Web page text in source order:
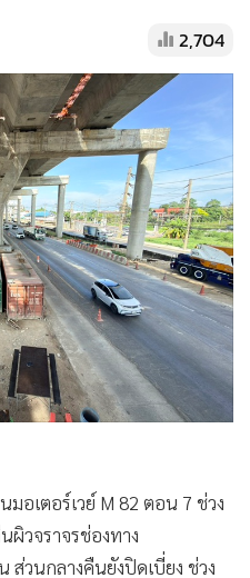
2,704
อเตอร์เวย์ M 82 ตอน 7 ช่วง
วจราจรช่องทาง
ส่วนกลางคืนยังปิดเบี่ยง ช่วง